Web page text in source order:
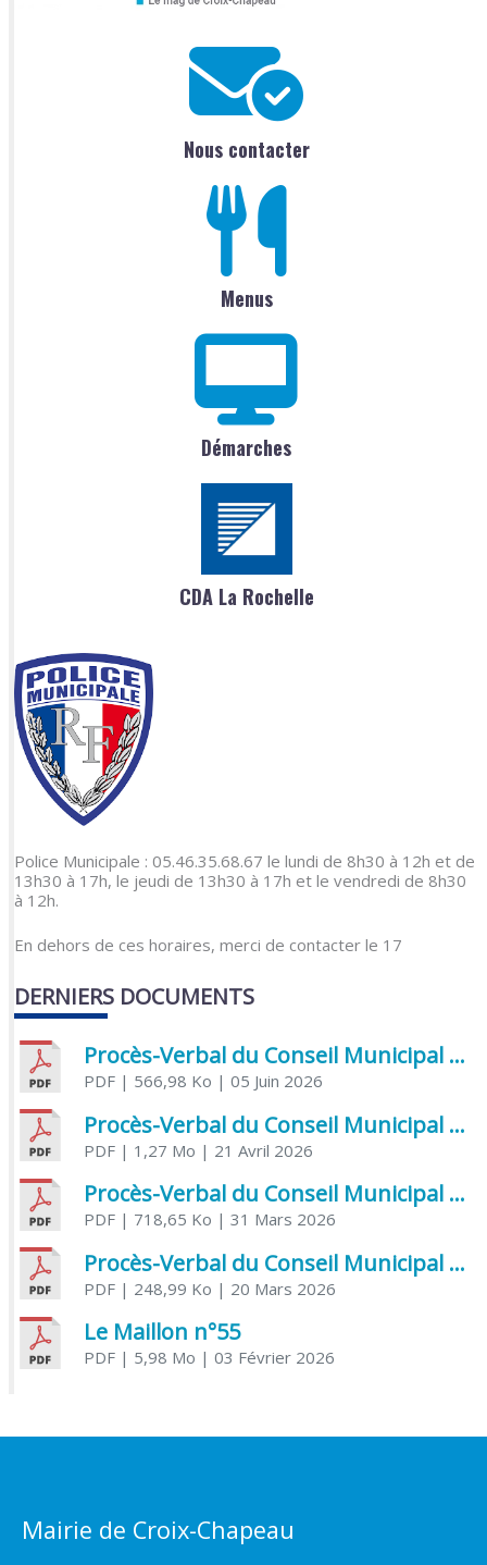
Nous contacter
Menus
Démarches
CDA La Rochelle
Police Municipale : 05.46.35.68.67 le lundi de 8h30 à 12h et de
13h30 à 17h, le jeudi de 13h30 à 17h et le vendredi de 8h30
à 12h.
En dehors de ces horaires, merci de contacter le 17
DERNIERS DOCUMENTS
Procès-Verbal du Conseil Municipal du 5 juin 2026
PDF| 566,98 Ko | 05 Juin 2026
Procès-Verbal du Conseil Municipal du 21 avril 2026
PDF| 1,27 Mo | 21 Avril 2026
Procès-Verbal du Conseil Municipal du 31 mars 2026
PDF| 718,65 Ko | 31 Mars 2026
Procès-Verbal du Conseil Municipal du 20 mars 2026
PDF| 248,99 Ko | 20 Mars 2026
Le Maillon n°55
PDF| 5,98 Mo | 03 Février 2026
Mairie de Croix-Chapeau